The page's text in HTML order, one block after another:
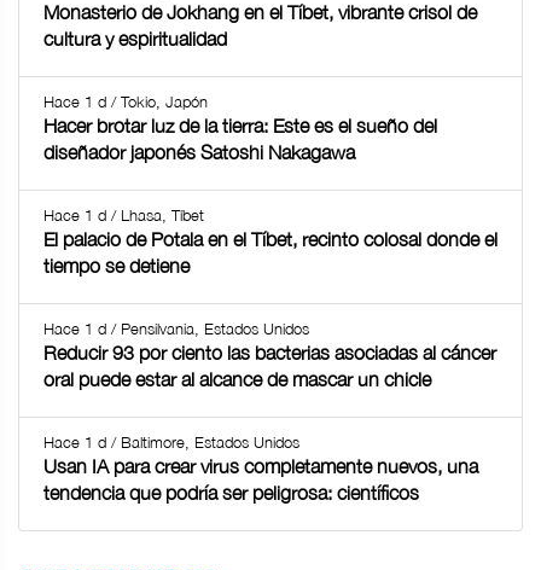
Monasterio de Jokhang en el Tíbet, vibrante crisol de
cultura y espiritualidad
Hace 1 d / Tokio, Japón
Hacer brotar luz de la tierra: Este es el sueño del
diseñador japonés Satoshi Nakagawa
Hace 1 d / Lhasa, Tíbet
El palacio de Potala en el Tíbet, recinto colosal donde el
tiempo se detiene
Hace 1 d / Pensilvania, Estados Unidos
Reducir 93 por ciento las bacterias asociadas al cáncer
oral puede estar al alcance de mascar un chicle
Hace 1 d / Baltimore, Estados Unidos
Usan IA para crear virus completamente nuevos, una
tendencia que podría ser peligrosa: científicos